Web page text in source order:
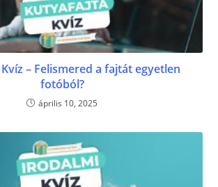
– Felismered a fajtát egyetlen
fotóból?
április 10, 2025